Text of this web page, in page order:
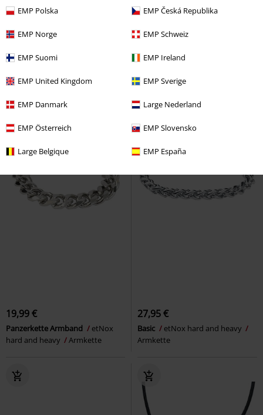
EMP Polska EMP Česká Republika
EMP Norge EMP Schweiz
EMP Suomi EMP Ireland
EMP United Kingdom EMP Sverige
EMP Danmark Large Nederland
EMP Österreich EMP Slovensko
Large Belgique EMP España
Königskette
etNox hard and
Antique Woven
19,99 €
Panzerkette Armband
etNox
hard and heavy
Armkette
27,95 €
Basic
etNox hard and heavy
Armkette